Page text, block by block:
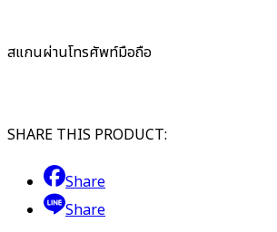
สแกนผ่านโทรศัพท์มือถือ
SHARE THIS PRODUCT:
Share
Share